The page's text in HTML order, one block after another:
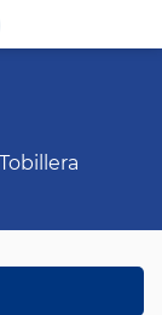
Tobillera